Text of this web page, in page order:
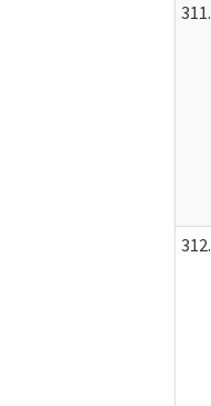
311.
312.